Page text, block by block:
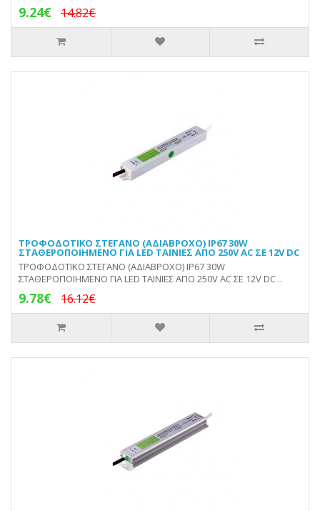
9.24€ 14.82€
ΤΡΟΦΟΔΟΤΙΚΟ ΣΤΕΓΑΝΟ (ΑΔΙΑΒΡΟΧΟ) IP67 30W
ΣΤΑΘΕΡΟΠΟΙΗΜΕΝΟ ΓΙΑ LED ΤΑΙΝΙΕΣ ΑΠΟ 250V AC ΣΕ 12V DC
ΤΡΟΦΟΔΟΤΙΚΟ ΣΤΕΓΑΝΟ (ΑΔΙΑΒΡΟΧΟ) IP67 30W
ΣΤΑΘΕΡΟΠΟΙΗΜΕΝΟ ΓΙΑ LED ΤΑΙΝΙΕΣ ΑΠΟ 250V AC ΣΕ 12V DC ..
9.78€ 16.12€